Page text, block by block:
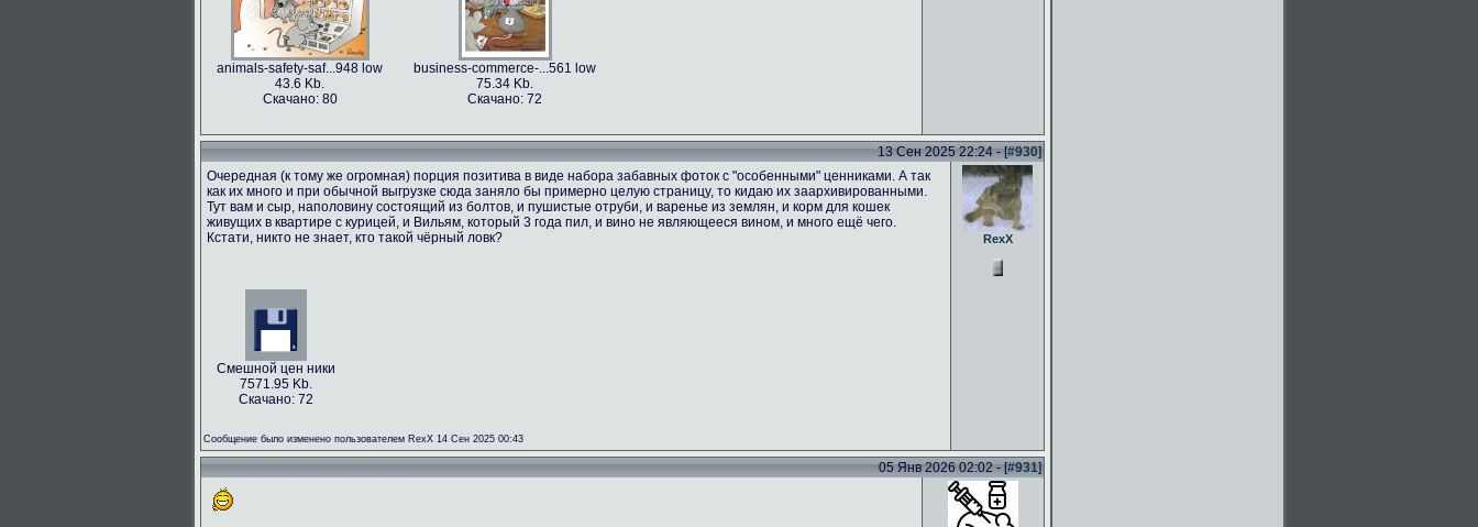
animals-safety-saf...948 low
43.6 Kb.
Скачано: 80
business-commerce-...561 low
75.34 Kb.
Скачано: 72
13 Сен 2025 22:24 - [#930]
Очередная (к тому же огромная) порция позитива в виде набора забавных фоток с "особенными" ценниками. А так
как их много и при обычной выгрузке сюда заняло бы примерно целую страницу, то кидаю их заархивированными.
Тут вам и сыр, наполовину состоящий из болтов, и пушистые отруби, и варенье из землян, и корм для кошек
живущих в квартире с курицей, и Вильям, который 3 года пил, и вино не являющееся вином, и много ещё чего.
Кстати, никто не знает, кто такой чёрный ловк?
Смешной цен ники
7571.95 Kb.
Скачано: 72
Сообщение было изменено пользователем RexX 14 Сен 2025 00:43
RexX
05 Янв 2026 02:02 - [#931]